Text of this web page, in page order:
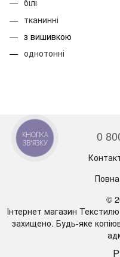
білі
тканинні
з вишивкою
однотонні
0
©
Інтернет магазин
захищено. Будь-яке
КНОПКА
ЗВ'ЯЗКУ